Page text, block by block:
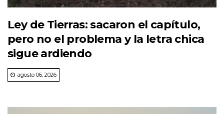
Ley de Tierras: sacaron el capítulo,
pero no el problema y la letra chica
sigue ardiendo
agosto 06, 2026